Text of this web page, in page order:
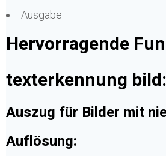
Ausgabe
Hervorragende
texterkennung bild:
Auszug für Bilder mit
Auflösung: